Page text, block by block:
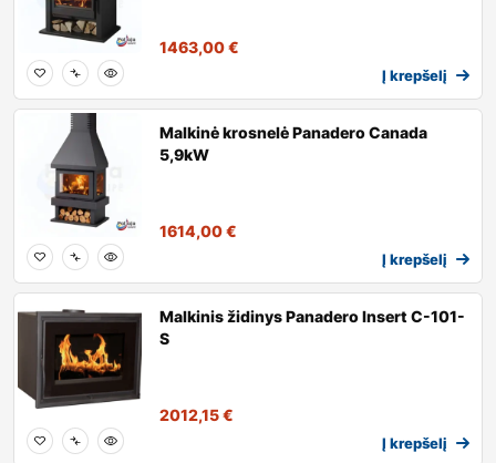
1463,00€
Į krepšelį
Malkinė krosnelė Panadero Canada
5,9kW
1614,00€
Į krepšelį
Malkinis židinys Panadero Insert C-101-
S
2012,15€
Į krepšelį